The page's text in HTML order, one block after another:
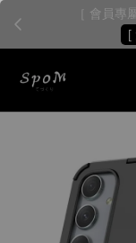
［ 會員專
[